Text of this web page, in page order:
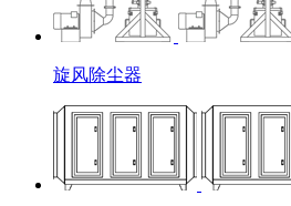
旋风除尘器